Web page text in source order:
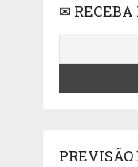
✉ RECEBA
PREVISÃO